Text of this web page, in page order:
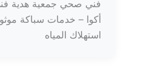
فني صحي جمعية هدية
استهلاك المياه